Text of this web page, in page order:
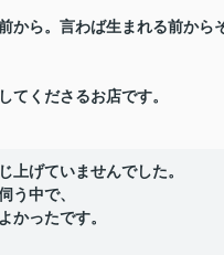
から。言わば生まれる前から
てくださるお店です。
上げていませんでした。
う中で、
かったです。